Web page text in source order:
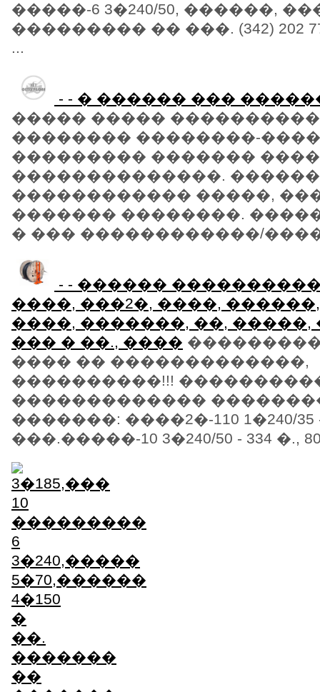
�����-6 3�240/50, ������,
��������� �� ���. (342) 202 77
...
- - � ������ ���
����� �����
�������� ��������-
��������� �������
��������������.
������������ �����,
������� ��������.
� ��� ������������/
- - ������
����, ���2�, ����,
����, �������, ��, �����,
��� � ��., ����
���� �� �������������,
����������!!!
�������������
�������: ����2�-110 1�240/35 -
���.�����-10 3�240/50 - 334 �.,